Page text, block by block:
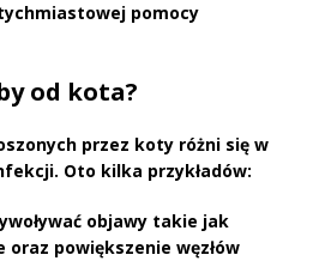
pomocy
od kota?
przez koty różni się w
Oto kilka przykładów:
objawy takie jak
oraz powiększenie węzłów